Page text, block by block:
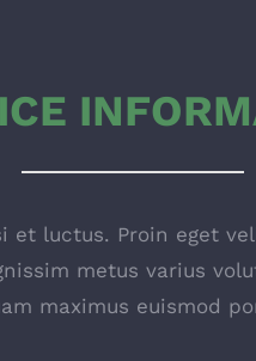
et luctus. Proin eget
metus varius
maximus euismod